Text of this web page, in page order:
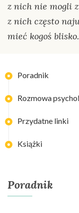
z nich nie mogli
z nich często
mieć kogoś blisko.
Poradnik
Rozmowa
Przydatne linki
Książki
Poradnik